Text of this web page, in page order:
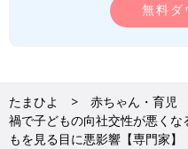
無料ダ
たまひよ 赤ちゃん・育児
禍で子どもの向社交性が悪く
もを見る目に悪影響【専門家】